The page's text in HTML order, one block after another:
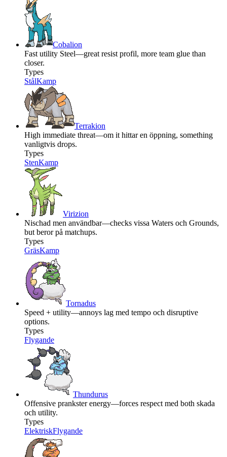
Cobalion
Fast utility Steel—great resist profil, more team glue than
closer.
Types
StålKamp
Terrakion
High immediate threat—om it hittar en öppning, something
vanligtvis drops.
Types
StenKamp
Virizion
Nischad men användbar—checks vissa Waters och Grounds,
but beror på matchups.
Types
GräsKamp
Tornadus
Speed + utility—annoys lag med tempo och disruptive
options.
Types
Flygande
Thundurus
Offensive prankster energy—forces respect med both skada
och utility.
Types
ElektriskFlygande